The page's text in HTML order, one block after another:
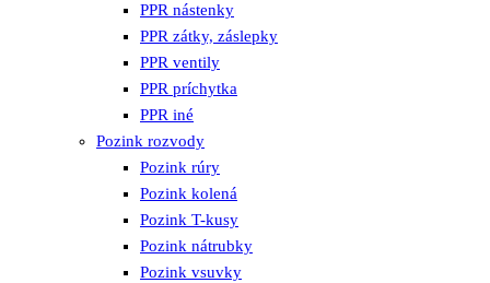
PPR nástenky
PPR zátky, záslepky
PPR ventily
PPR príchytka
PPR iné
Pozink rozvody
Pozink rúry
Pozink kolená
Pozink T-kusy
Pozink nátrubky
Pozink vsuvky